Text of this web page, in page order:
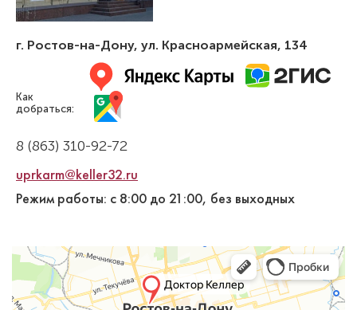
Стоматолог-ортодонт
Специальность: детская ортодонтия,
ортодонтия
Стаж работы: 4 года
г. Ростов-на-Дону, ул. Красноармейская, 134
Как
добраться:
8 (863) 310-92-72
uprkarm@keller32.ru
Режим работы: с 8:00 до 21:00, без выходных